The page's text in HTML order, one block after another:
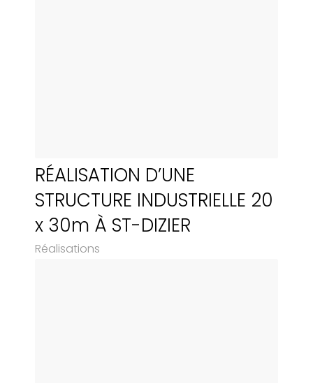
RÉALISATION D’UNE
STRUCTURE INDUSTRIELLE 20
x 30m À ST-DIZIER
Réalisations